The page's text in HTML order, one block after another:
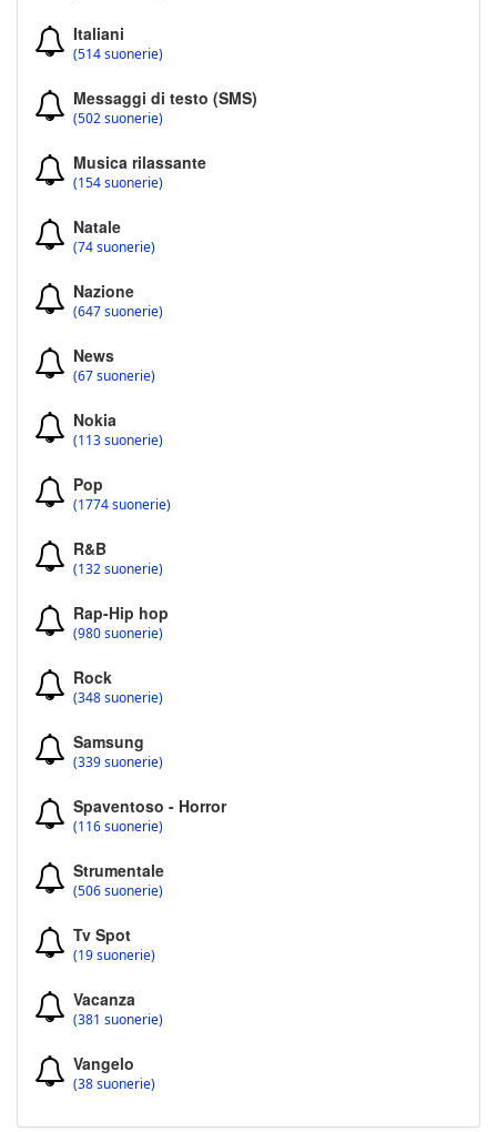
Italiani
(514 suonerie)
Messaggi di testo (SMS)
(502 suonerie)
Musica rilassante
(154 suonerie)
Natale
(74 suonerie)
Nazione
(647 suonerie)
News
(67 suonerie)
Nokia
(113 suonerie)
Pop
(1774 suonerie)
R&B
(132 suonerie)
Rap-Hip hop
(980 suonerie)
Rock
(348 suonerie)
Samsung
(339 suonerie)
Spaventoso - Horror
(116 suonerie)
Strumentale
(506 suonerie)
Tv Spot
(19 suonerie)
Vacanza
(381 suonerie)
Vangelo
(38 suonerie)